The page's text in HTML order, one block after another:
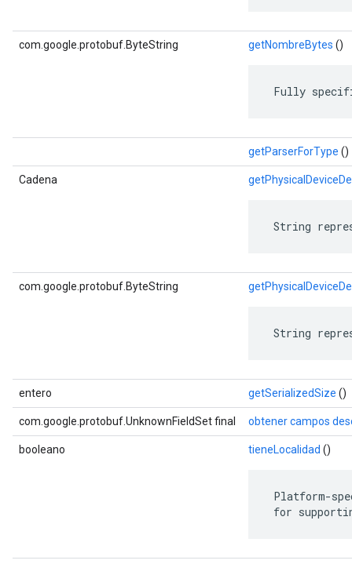
com.google.protobuf.ByteString getNombreBytes ()
Fully
getParserForType ()
Cadena
String
com.google.protobuf.ByteString
String
entero getSerializedSize ()
com.google.protobuf.UnknownFieldSet final obtener campos
booleano tieneLocalidad ()
Platform-
for